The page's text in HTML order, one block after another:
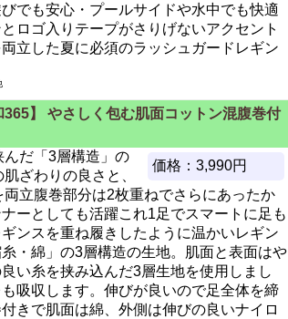
でも安心・プールサイドや水中でも快適
ロゴ入りテープがさりげないアクセント
立した夏に必須のラッシュガードレギン
365】 やさしく包む肌面コットン混腹巻付
価格：3,990円
だ「3層構造」の
ざわりの良さと、
両立腹巻部分は2枚重ねでさらにあったか
ーとしても活躍これ1足でスマートに足も
ンスを重ね履きしたように温かいレギン
・綿」の3層構造の生地。肌面と表面はや
い糸を挟み込んだ3層生地を使用しまし
吸収します。伸びが良いので足全体を締
きで肌面は綿、外側は伸びの良いナイロ